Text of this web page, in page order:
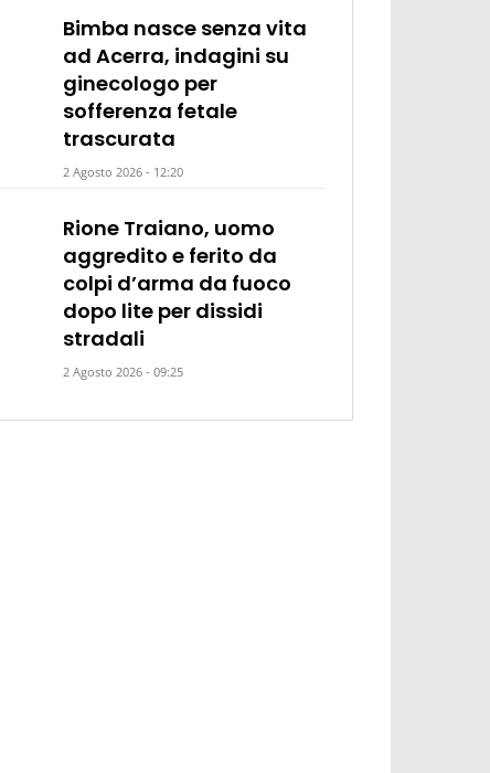
Bimba nasce senza vita
ad Acerra, indagini su
ginecologo per
sofferenza fetale
trascurata
2 Agosto 2026 - 12:20
Rione Traiano, uomo
aggredito e ferito da
colpi d’arma da fuoco
dopo lite per dissidi
stradali
2 Agosto 2026 - 09:25